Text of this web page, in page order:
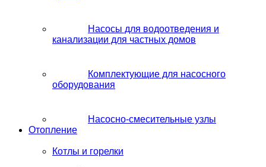
Насосы для водоотведения и
канализации для частных домов
Комплектующие для насосного
оборудования
Насосно-смесительные узлы
Отопление
Котлы и горелки